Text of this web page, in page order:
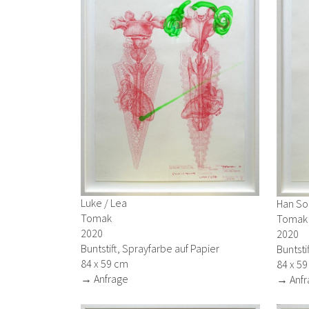
Luke / Lea
Tomak
2020
Buntstift, Sprayfarbe auf Papier
84 x 59 cm
→ Anfrage
Han
Tomak
2020
84 x
→